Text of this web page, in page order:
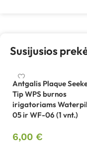
Susijusios
Antgalis Plaque
Tip WPS burnos
irigatoriams
05 ir WF-06 (1 vnt.)
6,00 €